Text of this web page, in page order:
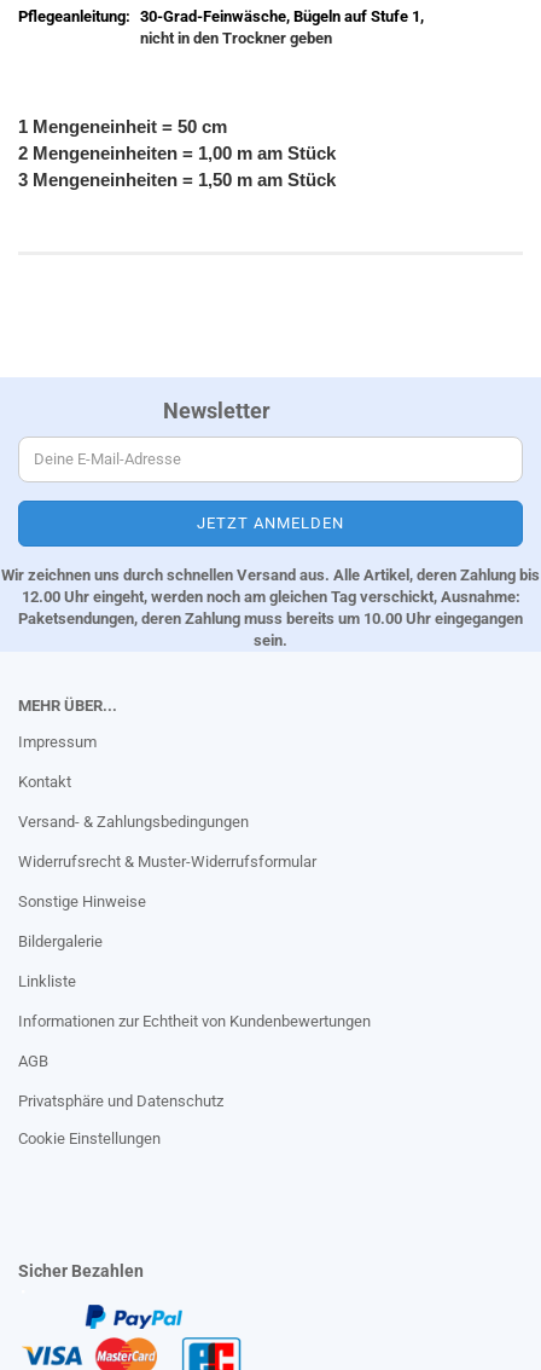
Pflegeanleitung: 30-Grad-Feinwäsche, Bügeln auf Stufe 1,
nicht in den Trockner geben
1 Mengeneinheit = 50 cm
2 Mengeneinheiten = 1,00 m am Stück
3 Mengeneinheiten = 1,50 m am Stück
Newsletter
Wir zeichnen uns durch schnellen Versand aus. Alle Artikel, deren Zahlung bis
12.00 Uhr eingeht, werden noch am gleichen Tag verschickt, Ausnahme:
Paketsendungen, deren Zahlung muss bereits um 10.00 Uhr eingegangen
sein.
MEHR ÜBER...
Impressum
Kontakt
Versand- & Zahlungsbedingungen
Widerrufsrecht & Muster-Widerrufsformular
Sonstige Hinweise
Bildergalerie
Linkliste
Informationen zur Echtheit von Kundenbewertungen
AGB
Privatsphäre und Datenschutz
Cookie Einstellungen
Sicher Bezahlen